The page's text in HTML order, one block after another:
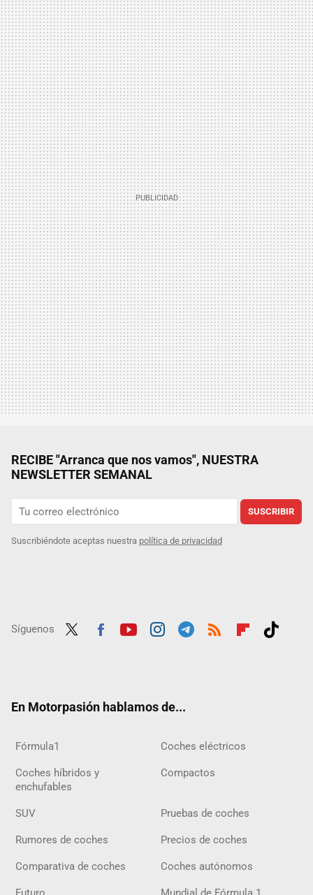
RECIBE "Arranca que nos vamos", NUESTRA
NEWSLETTER SEMANAL
SUSCRIBIR
Suscribiéndote aceptas nuestra política de privacidad
Síguenos
En Motorpasión hablamos de...
Fórmula1 Coches eléctricos
Coches híbridos y
enchufables
Compactos
SUV Pruebas de coches
Rumores de coches Precios de coches
Comparativa de coches Coches autónomos